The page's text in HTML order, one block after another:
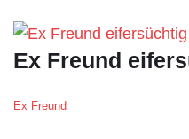
Ex Freund
Ex Freund